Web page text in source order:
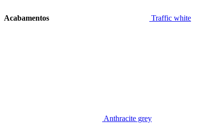
Acabamentos Traffic white
Anthracite grey